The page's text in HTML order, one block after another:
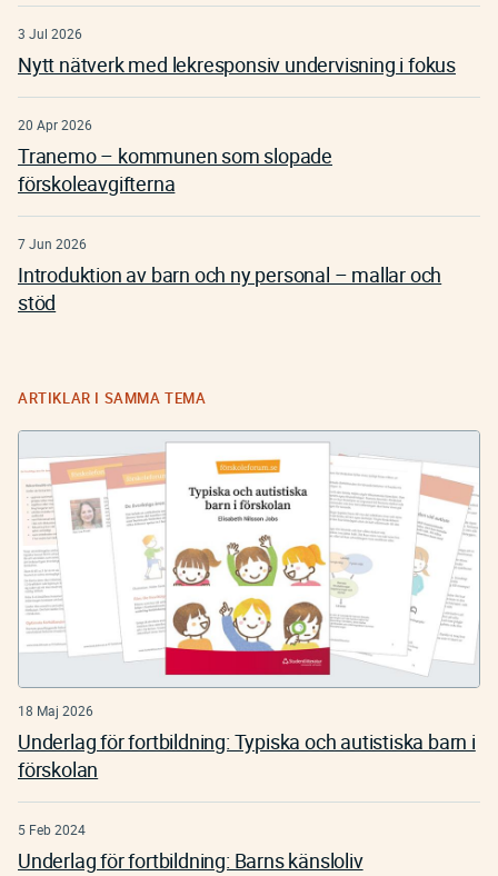
3 Jul 2026
Nytt nätverk med lekresponsiv undervisning i fokus
20 Apr 2026
Tranemo – kommunen som slopade
förskoleavgifterna
7 Jun 2026
Introduktion av barn och ny personal – mallar och
stöd
ARTIKLAR I SAMMA TEMA
18 Maj 2026
Underlag för fortbildning: Typiska och autistiska barn i
förskolan
5 Feb 2024
Underlag för fortbildning: Barns känsloliv